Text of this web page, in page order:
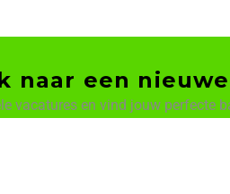
naar een
vacatures en vind jouw perfecte